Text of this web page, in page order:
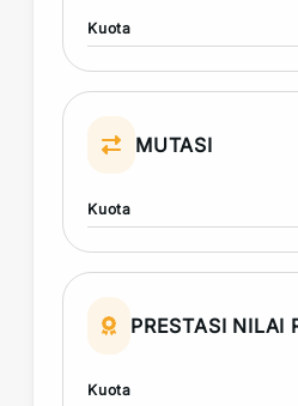
Kuota
MUTASI
Kuota
PRESTASI NILAI
Kuota